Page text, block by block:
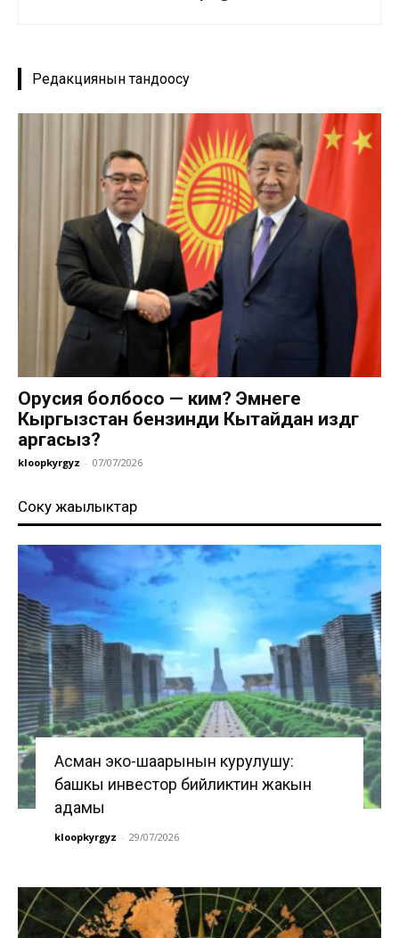
Редакциянын тандоосу
Орусия болбосо — ким? Эмнеге
Кыргызстан бензинди Кытайдан издөөгө
аргасыз?
kloopkyrgyz - 07/07/2026
Соңку жаңылыктар
Асман эко-шаарынын курулушу:
башкы инвестор бийликтин жакын
адамы
kloopkyrgyz - 29/07/2026